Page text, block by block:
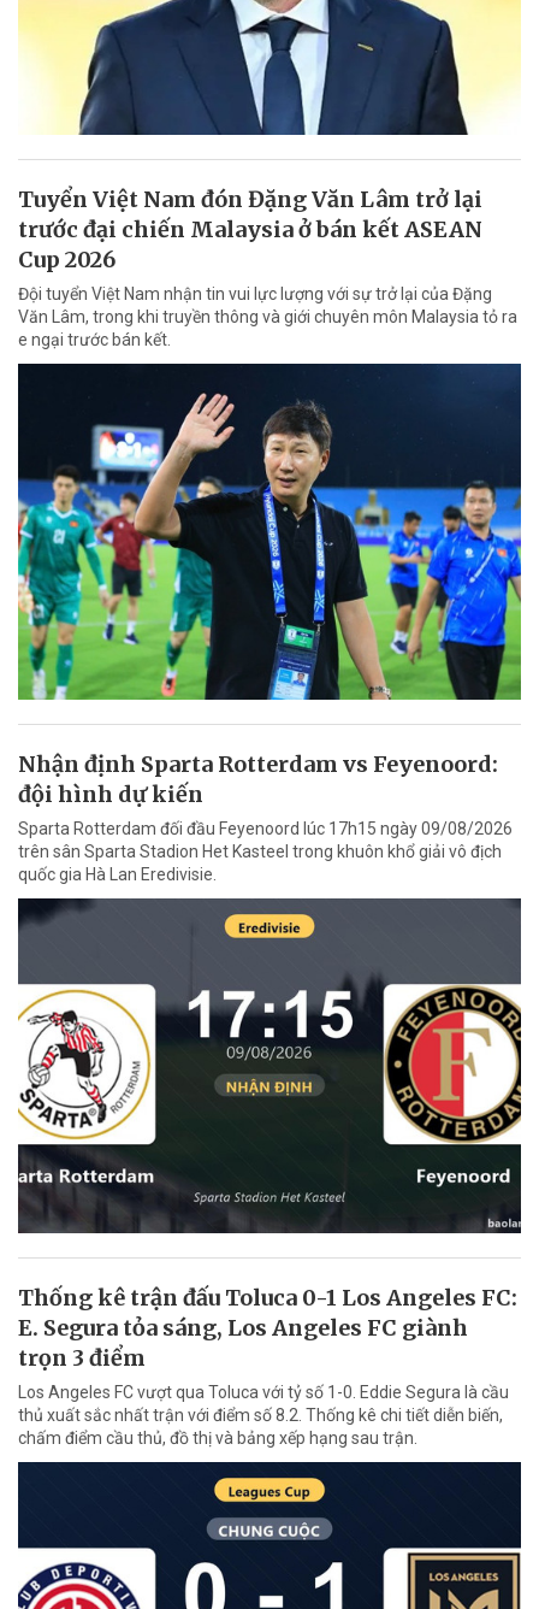
Tuyển Việt Nam đón Đặng Văn Lâm trở lại
trước đại chiến Malaysia ở bán kết ASEAN
Cup 2026
Đội tuyển Việt Nam nhận tin vui lực lượng với sự trở lại của Đặng
Văn Lâm, trong khi truyền thông và giới chuyên môn Malaysia tỏ ra
e ngại trước bán kết.
Nhận định Sparta Rotterdam vs Feyenoord:
đội hình dự kiến
Sparta Rotterdam đối đầu Feyenoord lúc 17h15 ngày 09/08/2026
trên sân Sparta Stadion Het Kasteel trong khuôn khổ giải vô địch
quốc gia Hà Lan Eredivisie.
Thống kê trận đấu Toluca 0-1 Los Angeles FC:
E. Segura tỏa sáng, Los Angeles FC giành
trọn 3 điểm
Los Angeles FC vượt qua Toluca với tỷ số 1-0. Eddie Segura là cầu
thủ xuất sắc nhất trận với điểm số 8.2. Thống kê chi tiết diễn biến,
chấm điểm cầu thủ, đồ thị và bảng xếp hạng sau trận.